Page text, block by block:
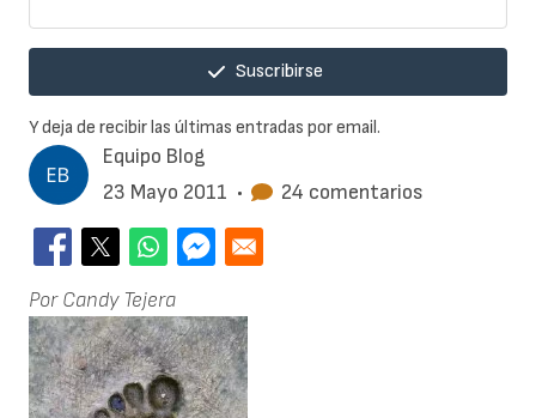
Equipo Blog
23 Mayo 2011 • 24 comentarios
Por Candy Tejera
Suscribirse
Y deja de recibir las últimas entradas por email.